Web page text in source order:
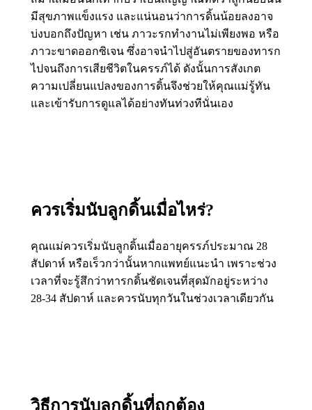
มีสุขภาพแข็งแรง และแน่นอนว่าการดิ้นน้อยลงอาจ
บ่งบอกถึงปัญหา เช่น ภาวะรกทำงานไม่เพียงพอ หรือ
ภาวะขาดออกซิเจน ซึ่งอาจนำไปสู่อันตรายของทารก
ไปจนถึงการเสียชีวิตในครรภ์ได้ ดังนั้นการสังเกต
ความเปลี่ยนแปลงของการดิ้นจึงช่วยให้คุณแม่รู้ทัน
และเข้ารับการดูแลได้อย่างทันท่วงทีนั่นเอง
ควรเริ่มนับลูกดิ้นเมื่อไหร่?
คุณแม่ควรเริ่มนับลูกดิ้นเมื่ออายุครรภ์ประมาณ 28
สัปดาห์ หรือเร็วกว่านั้นหากแพทย์แนะนำ เพราะช่วง
เวลาที่จะรู้สึกว่าทารกดิ้นชัดเจนที่สุดมักอยู่ระหว่าง
28-34 สัปดาห์ และควรนับทุกวันในช่วงเวลาเดียวกัน
วิธีการนับลูกดิ้นที่ถูกต้อง